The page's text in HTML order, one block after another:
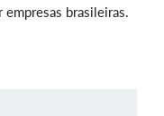
brasileiras.